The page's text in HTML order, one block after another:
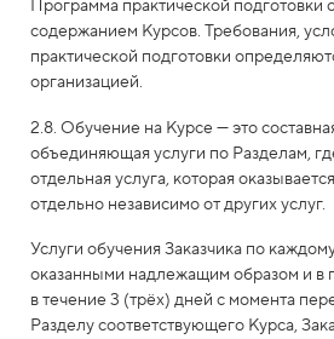
Программа практической подготовки
содержанием Курсов. Требования,
практической подготовки
организацией.
2.8. Обучение на Курсе — это
объединяющая услуги по Разделам,
отдельная услуга, которая
отдельно независимо от других услуг.
Услуги обучения Заказчика по
оказанными надлежащим образом и в
в течение 3 (трёх) дней с момента
Разделу соответствующего Курса,